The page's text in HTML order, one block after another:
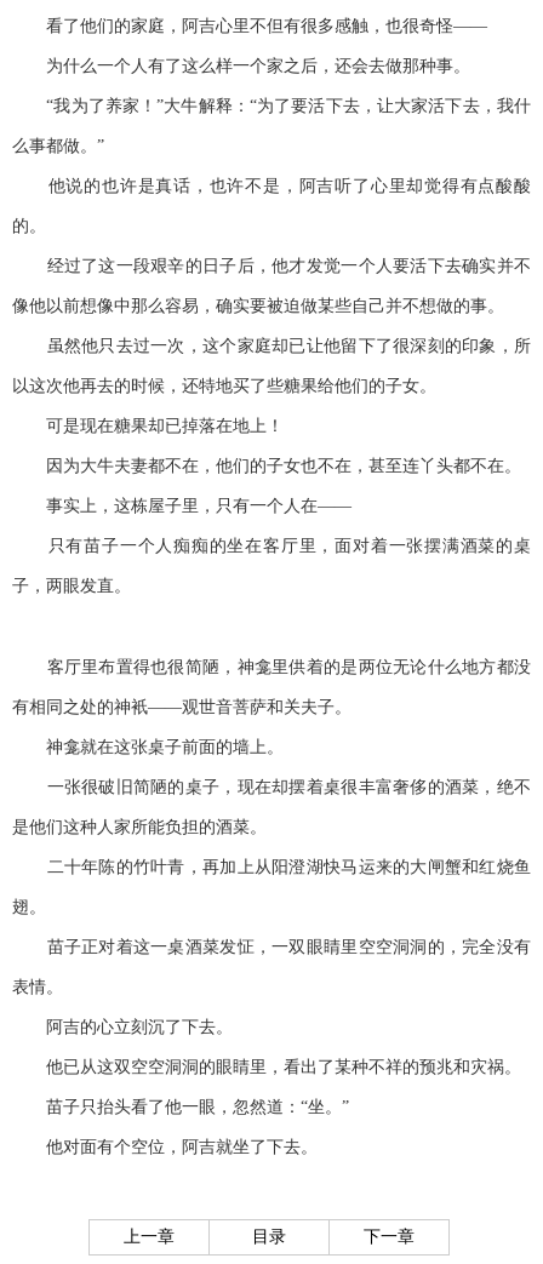
看了他们的家庭，阿吉心里不但有很多感触，也很奇怪——
为什么一个人有了这么样一个家之后，还会去做那种事。
“我为了养家！”大牛解释：“为了要活下去，让大家活下去，我什
么事都做。”
他说的也许是真话，也许不是，阿吉听了心里却觉得有点酸酸
的。
经过了这一段艰辛的日子后，他才发觉一个人要活下去确实并不
像他以前想像中那么容易，确实要被迫做某些自己并不想做的事。
虽然他只去过一次，这个家庭却已让他留下了很深刻的印象，所
以这次他再去的时候，还特地买了些糖果给他们的子女。
可是现在糖果却已掉落在地上！
因为大牛夫妻都不在，他们的子女也不在，甚至连丫头都不在。
事实上，这栋屋子里，只有一个人在——
只有苗子一个人痴痴的坐在客厅里，面对着一张摆满酒菜的桌
子，两眼发直。
客厅里布置得也很简陋，神龛里供着的是两位无论什么地方都没
有相同之处的神衹——观世音菩萨和关夫子。
神龛就在这张桌子前面的墙上。
一张很破旧简陋的桌子，现在却摆着桌很丰富奢侈的酒菜，绝不
是他们这种人家所能负担的酒菜。
二十年陈的竹叶青，再加上从阳澄湖快马运来的大闸蟹和红烧鱼
翅。
苗子正对着这一桌酒菜发怔，一双眼睛里空空洞洞的，完全没有
表情。
阿吉的心立刻沉了下去。
他已从这双空空洞洞的眼睛里，看出了某种不祥的预兆和灾祸。
苗子只抬头看了他一眼，忽然道：“坐。”
他对面有个空位，阿吉就坐了下去。
上一章 目录 下一章